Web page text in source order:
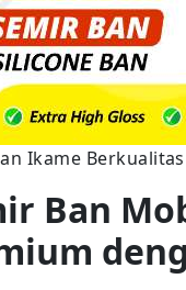
Ikame Berkualitas
Ban